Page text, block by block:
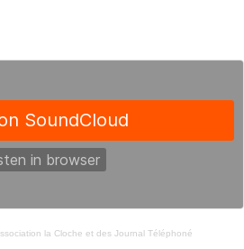
la Cloche et des Journal Téléphoné